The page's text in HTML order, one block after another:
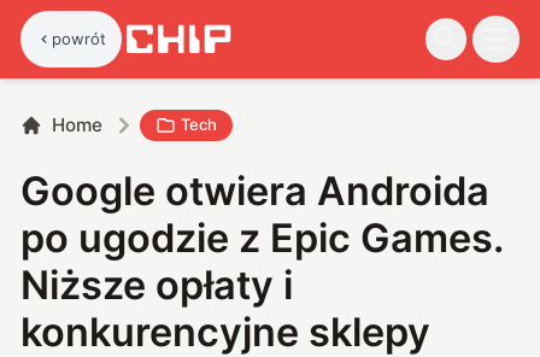
powrót
Home Tech
Google otwiera Androida
po ugodzie z Epic Games.
Niższe opłaty i
konkurencyjne sklepy